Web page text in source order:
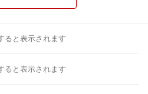
ると表示されます
ると表示されます